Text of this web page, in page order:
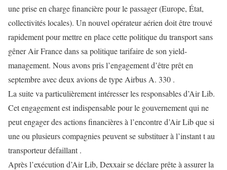
une prise en charge financière pour le passager (Europe, État,
collectivités locales). Un nouvel opérateur aérien doit être trouvé
rapidement pour mettre en place cette politique du transport sans
gêner Air France dans sa politique tarifaire de son yield-
management. Nous avons pris l’engagement d’être prêt en
septembre avec deux avions de type Airbus A. 330 .
La suite va particulièrement intéresser les responsables d’Air Lib.
Cet engagement est indispensable pour le gouvernement qui ne
peut engager des actions financières à l’encontre d’Air Lib que si
une ou plusieurs compagnies peuvent se substituer à l’instant t au
transporteur défaillant .
Après l’exécution d’Air Lib, Dexxair se déclare prête à assurer la